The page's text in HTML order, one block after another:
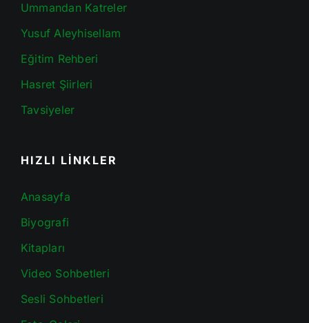
Ummandan Katreler
Yusuf Aleyhisellam
Eğitim Rehberi
Hasret Şiirleri
Tavsiyeler
HIZLI LİNKLER
Anasayfa
Biyografi
Kitapları
Video Sohbetleri
Sesli Sohbetleri